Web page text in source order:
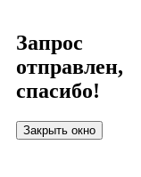
Запрос
отправлен,
спасибо!
Закрыть окно